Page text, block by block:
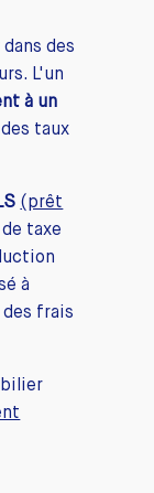
des
L'un
à un
taux
(prêt
taxe
à
frais